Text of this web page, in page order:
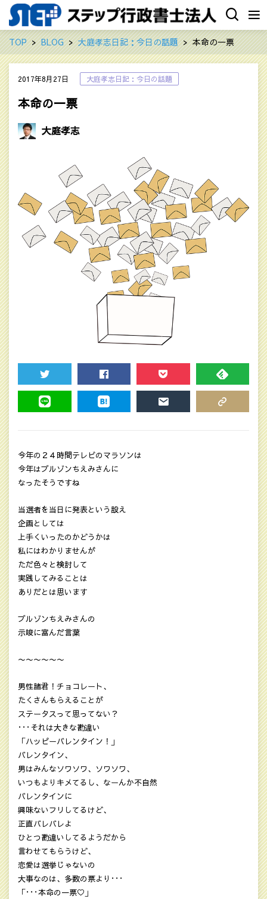
TOP BLOG 大庭孝志日記：今日の話題 本命の一票
2017年8月27日 大庭孝志日記：今日の話題
本命の一票
大庭孝志
TWEET SHARE POCKET FEEDLY
今年の２４時間テレビのマラソンは
今年はブルゾンちえみさんに
なったそうですね
当選者を当日に発表という設え
企画としては
上手くいったのかどうかは
私にはわかりませんが
ただ色々と検討して
実践してみることは
ありだとは思います
ブルゾンちえみさんの
示唆に富んだ言葉
〜〜〜〜〜〜
男性諸君！チョコレート、
たくさんもらえることが
ステータスって思ってない？
･･･それは大きな勘違い
「ハッピーバレンタイン！」
バレンタイン、
男はみんなソワソワ、ソワソワ、
いつもよりキメてるし、なーんか不自然
バレンタインに
興味ないフリしてるけど、
正直バレバレよ
ひとつ勘違いしてるようだから
言わせてもらうけど、
恋愛は選挙じゃないの
大事なのは、多数の票より･･･
「･･･本命の一票♡」